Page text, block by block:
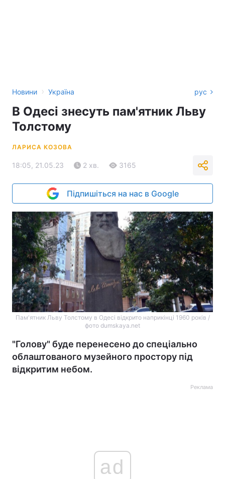
Новини › Україна рус
В Одесі знесуть пам'ятник Льву
Толстому
ЛАРИСА КОЗОВА
18:05, 21.05.23 2 хв. 3165
Підпишіться на нас в Google
Пам'ятник Льву Толстому в Одесі відкрито наприкінці 1960 років /
фото dumskaya.net
"Голову" буде перенесено до спеціально
облаштованого музейного простору під
відкритим небом.
Реклама
ad